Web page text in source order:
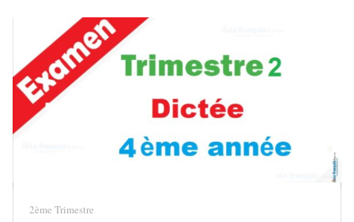
2ème Trimestre